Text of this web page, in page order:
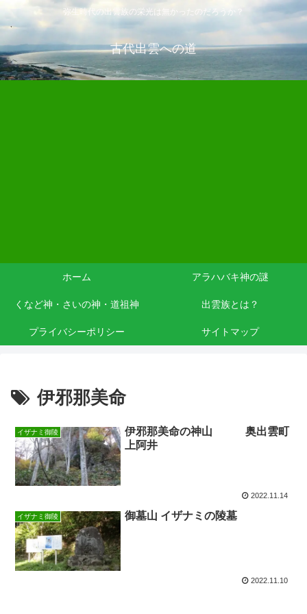
弥生時代の出雲族の栄光は無かったのだろうか？
古代出雲への道
ホーム アラハバキ神の謎
くなど神・さいの神・道祖神 出雲族とは？
プライバシーポリシー サイトマップ
伊邪那美命
イザナミ御陵
伊邪那美命の神山 奥出雲町
上阿井
2022.11.14
イザナミ御陵 御墓山 イザナミの陵墓
2022.11.10